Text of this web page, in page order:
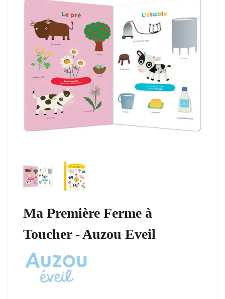
Ma Première Ferme à
Toucher - Auzou Eveil